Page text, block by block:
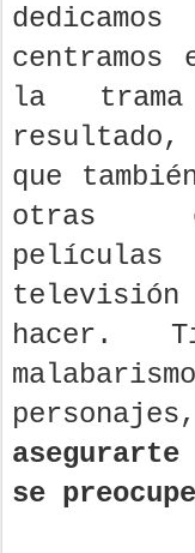
centramos
la trama
resultado,
que
otras
televisión
hacer.
se